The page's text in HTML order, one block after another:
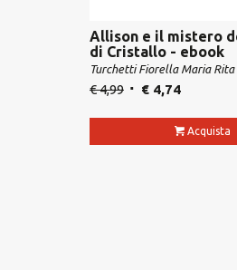
Allison e il mistero
di Cristallo - ebook
Turchetti Fiorella Maria Rita
€4,99 €4,74
Acquista